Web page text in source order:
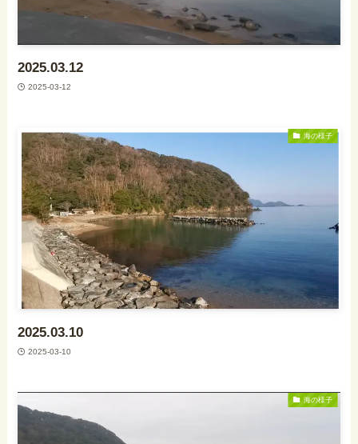
2025.03.12
2025-03-12
海の様子
2025.03.10
2025-03-10
海の様子